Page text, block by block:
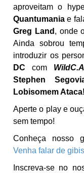
aproveitam o
Quantumania e
Greg Land , onde
Ainda sobrou
introduzir os
DC com
Stephen
Lobisomem Ataca!
Aperte o play e
sem tempo!
Conheça nosso
Venha falar de
Inscreva-se no